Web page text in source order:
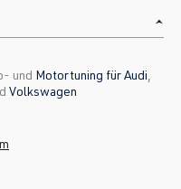
und Motortuning für Audi
Volkswagen